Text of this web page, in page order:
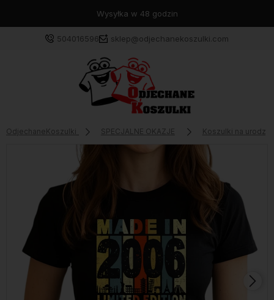
Wysyłka w 48 godzin
504016596 sklep@odjechanekoszulki.com
OdjechaneKoszulki SPECJALNE OKAZJE Koszulki na